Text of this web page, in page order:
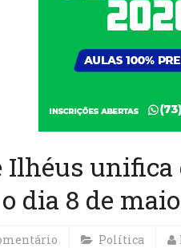
Ilhéus unifica
dia 8 de maio
Política